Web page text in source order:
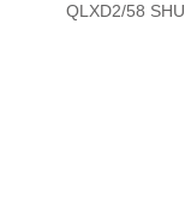
QLXD2/58 SHU